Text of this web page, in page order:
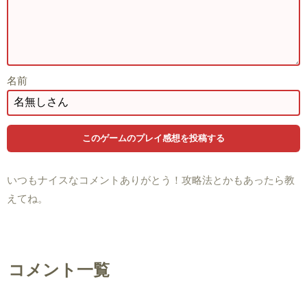
名前
いつもナイスなコメントありがとう！攻略法とかもあったら教
えてね。
コメント一覧